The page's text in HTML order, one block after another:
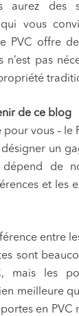
aurez des
qui vous
PVC offre
n’est pas
de ce blog
vous – le
désigner un
de
et les
entre
sont
mais les
meilleure
en PVC